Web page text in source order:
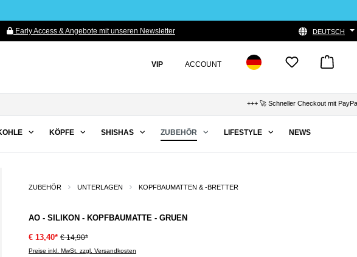
Early Access & Angebote mit unseren Newsletter DEUTSCH
VIP ACCOUNT
+++ 🚀 Schneller Checkout mit
KÖPFE SHISHAS ZUBEHÖR LIFESTYLE NEWS
ZUBEHÖR UNTERLAGEN KOPFBAUMATTEN & -BRETTER
AO - SILIKON - KOPFBAUMATTE - GRUEN
€ 13,40* € 14,90*
Preise inkl. MwSt. zzgl. Versandkosten